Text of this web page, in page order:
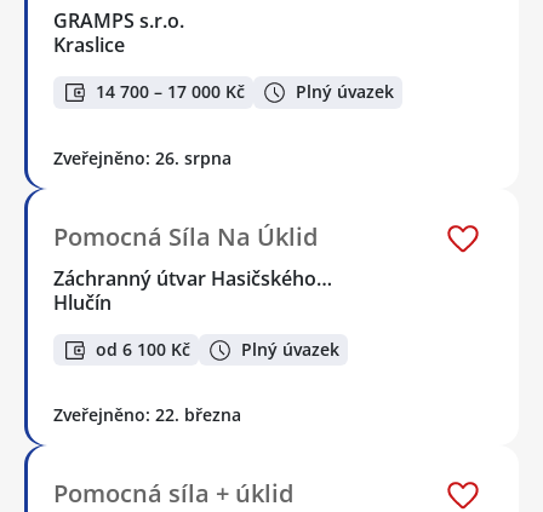
GRAMPS s.r.o.
Kraslice
14 700 – 17 000 Kč Plný úvazek
Zveřejněno: 26. srpna
Pomocná Síla Na Úklid
Záchranný útvar Hasičského…
Hlučín
od 6 100 Kč Plný úvazek
Zveřejněno: 22. března
Pomocná síla + úklid